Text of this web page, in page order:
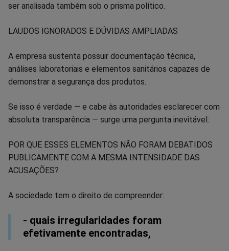
ser analisada também sob o prisma político.
LAUDOS IGNORADOS E DÚVIDAS AMPLIADAS
A empresa sustenta possuir documentação técnica,
análises laboratoriais e elementos sanitários capazes de
demonstrar a segurança dos produtos.
Se isso é verdade — e cabe às autoridades esclarecer com
absoluta transparência — surge uma pergunta inevitável:
POR QUE ESSES ELEMENTOS NÃO FORAM DEBATIDOS
PUBLICAMENTE COM A MESMA INTENSIDADE DAS
ACUSAÇÕES?
A sociedade tem o direito de compreender:
- quais irregularidades foram
efetivamente encontradas,